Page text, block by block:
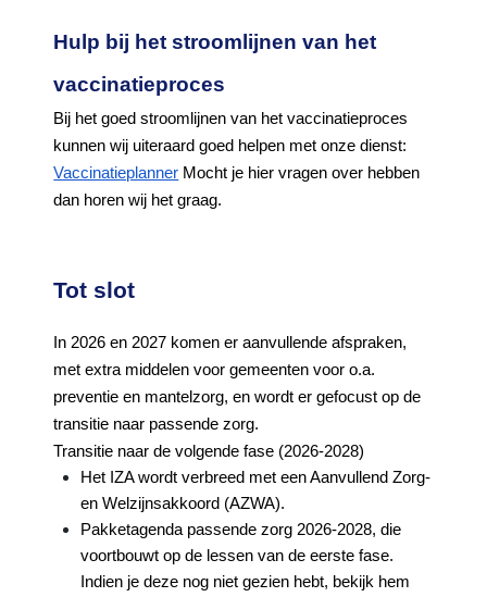
Hulp bij het stroomlijnen van het
vaccinatieproces
Bij het goed stroomlijnen van het vaccinatieproces
kunnen wij uiteraard goed helpen met onze dienst:
Vaccinatieplanner Mocht je hier vragen over hebben
dan horen wij het graag.
Tot slot
In 2026 en 2027 komen er aanvullende afspraken,
met extra middelen voor gemeenten voor o.a.
preventie en mantelzorg, en wordt er gefocust op de
transitie naar passende zorg.
Transitie naar de volgende fase (2026-2028)
Het IZA wordt verbreed met een Aanvullend Zorg-
en Welzijnsakkoord (AZWA).
Pakketagenda passende zorg 2026-2028, die
voortbouwt op de lessen van de eerste fase.
Indien je deze nog niet gezien hebt, bekijk hem